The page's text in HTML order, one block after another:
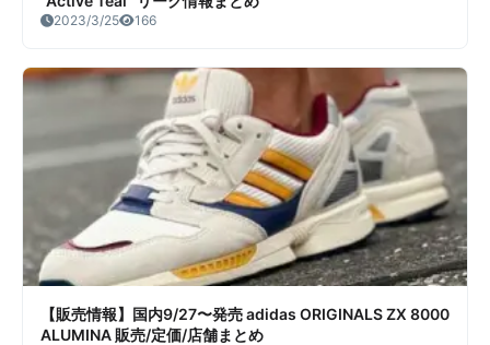
2023/3/25 166
【販売情報】国内9/27〜発売 adidas ORIGINALS ZX 8000
ALUMINA 販売/定価/店舗まとめ